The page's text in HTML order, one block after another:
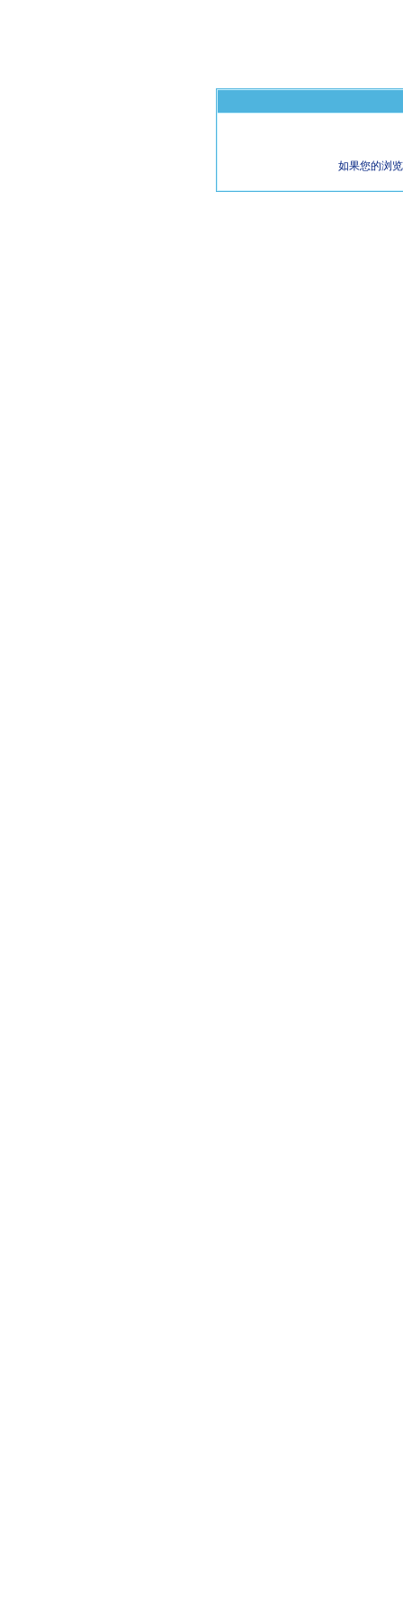
如果您的浏